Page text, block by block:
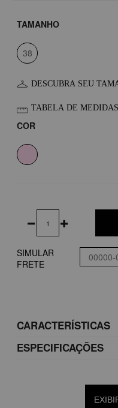
TAMANHO
38
DESCUBRA SEU
TABELA DE MEDIDAS
COR
SIMULAR
FRETE
CARACTERÍSTICAS
ESPECIFICAÇÕES